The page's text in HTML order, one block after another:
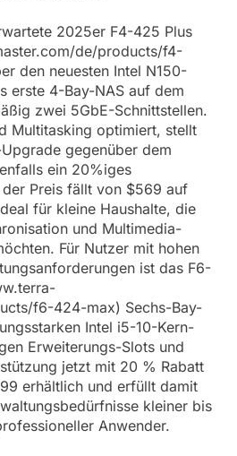
2025er F4-425 Plus
de/products/f4-
den neuesten Intel N150-
erste 4-Bay-NAS auf dem
zwei 5GbE-Schnittstellen.
Multitasking optimiert, stellt
gegenüber dem
ein 20%iges
Preis fällt von $569 auf
für kleine Haushalte, die
und Multimedia-
Für Nutzer mit hohen
ist das F6-
f6-424-max) Sechs-Bay-
Intel i5-10-Kern-
Erweiterungs-Slots und
jetzt mit 20 % Rabatt
erhältlich und erfüllt damit
kleiner bis
Anwender.